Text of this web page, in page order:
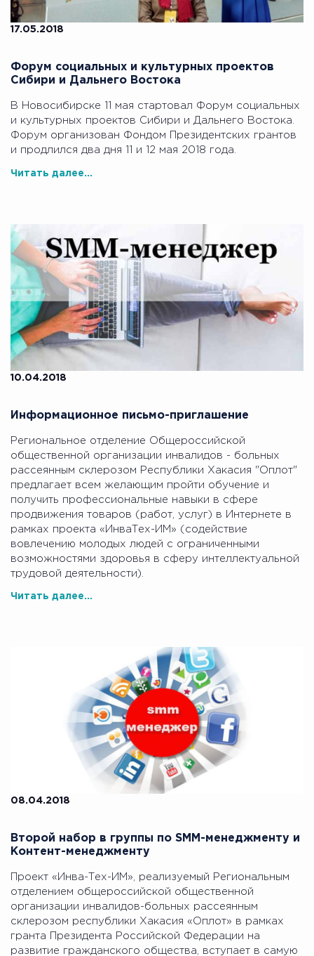
17.05.2018
Форум социальных и культурных проектов
Сибири и Дальнего Востока
В Новосибирске 11 мая стартовал Форум социальных
и культурных проектов Сибири и Дальнего Востока.
Форум организован Фондом Президентских грантов
и продлился два дня 11 и 12 мая 2018 года.
Читать далее...
10.04.2018
Информационное письмо-приглашение
Региональное отделение Общероссийской
общественной организации инвалидов - больных
рассеянным склерозом Республики Хакасия "Оплот"
предлагает всем желающим пройти обучение и
получить профессиональные навыки в сфере
продвижения товаров (работ, услуг) в Интернете в
рамках проекта «ИнваТех-ИМ» (содействие
вовлечению молодых людей с ограниченными
возможностями здоровья в сферу интеллектуальной
трудовой деятельности).
Читать далее...
08.04.2018
Второй набор в группы по SMM-менеджменту и
Контент-менеджменту
Проект «Инва-Тех-ИМ», реализуемый Региональным
отделением общероссийской общественной
организации инвалидов-больных рассеянным
склерозом республики Хакасия «Оплот» в рамках
гранта Президента Российской Федерации на
развитие гражданского общества, вступает в самую